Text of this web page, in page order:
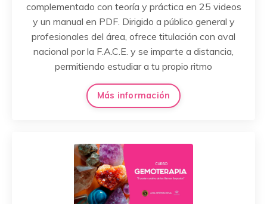
complementado con teoría y práctica en 25 videos
y un manual en PDF. Dirigido a público general y
profesionales del área, ofrece titulación con aval
nacional por la F.A.C.E. y se imparte a distancia,
permitiendo estudiar a tu propio ritmo
Más información